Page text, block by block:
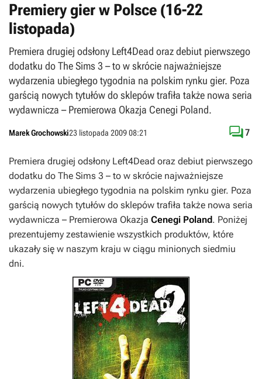
Premiery gier w Polsce (16-22
listopada)
Premiera drugiej odsłony Left4Dead oraz debiut pierwszego
dodatku do The Sims 3 – to w skrócie najważniejsze
wydarzenia ubiegłego tygodnia na polskim rynku gier. Poza
garścią nowych tytułów do sklepów trafiła także nowa seria
wydawnicza – Premierowa Okazja Cenegi Poland.
Marek Grochowski23 listopada 2009 08:21 7
Premiera drugiej odsłony Left4Dead oraz debiut pierwszego
dodatku do The Sims 3 – to w skrócie najważniejsze
wydarzenia ubiegłego tygodnia na polskim rynku gier. Poza
garścią nowych tytułów do sklepów trafiła także nowa seria
wydawnicza – Premierowa Okazja Cenegi Poland. Poniżej
prezentujemy zestawienie wszystkich produktów, które
ukazały się w naszym kraju w ciągu minionych siedmiu
dni.